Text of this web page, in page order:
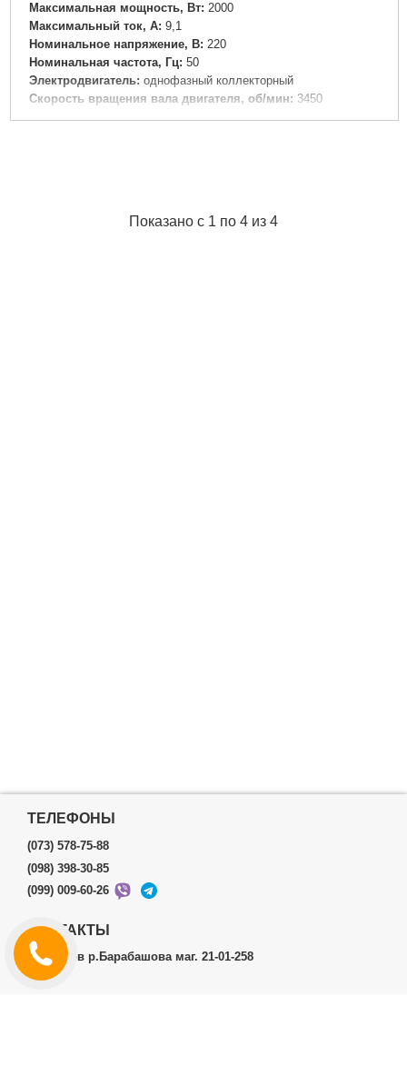
Максимальная мощность, Вт: 2000
Максимальный ток, А: 9,1
Номинальное напряжение, В: 220
Номинальная частота, Гц: 50
Электродвигатель: однофазный коллекторный
Скорость вращения вала двигателя, об/мин: 3450
Максимальная ширина скашивания, мм: 420
Показано с 1 по 4 из 4
ТЕЛЕФОНЫ
(073) 578-75-88
(098) 398-30-85
(099) 009-60-26
КОНТАКТЫ
г.Харьков р.Барабашова маг. 21-01-258